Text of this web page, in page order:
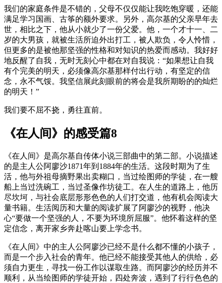
我们的家庭条件是不错的，父母不仅仅能让我吃饱穿暖，还能
满足学习国画、古筝的额外要求。另外，高尔基的父亲早年去
世，相比之下，他从小就少了一份父爱。他，一个才十一、二
岁的大男孩，就被生活所迫外出打工，被人欺负，令人怜惜，
但更多的是被他那坚强的性格和对知识的热爱而感动。我好好
地反醒了自我，无时无刻心中都在对自我说：“如果想让自我
有个完美的明天，必须像高尔基那样付出行动，有坚定的信
念，永不气馁。我坚信展此刻眼前的将会是我所期盼的的灿烂
的明天！”
我们要不屈不挠，勇往直前。
《在人间》的感受篇8
《在人间》是高尔基自传体小说三部曲中的第二部。小说描述
的是主人公阿廖沙1871年到1884年的生活。这段时期为了生
活，他与外祖母摘野果出卖糊口，当过绘图师的学徒，在一艘
船上当过洗碗工，当过圣像作坊徒工。在人生的道路上，他历
尽坎坷，与社会底层形形色色的人们打交道，他有机会阅读大
量书籍。生活阅历和大量的阅读扩展了阿廖沙的视野，他决
心“要做一个坚强的人，不要为环境所屈服”。他怀着这样的坚
定信念，离开家乡奔赴喀山要上学念书。
《在人间》中的主人公阿廖沙已经不是什么都不懂的小孩子，
而是一个步入社会的青年。他已经不能接受其他人的供给，必
须自力更生，寻找一份工作以谋取生路。而阿廖沙的经历并不
顺利，从当绘图师的学徒开始，四处奔波，遇到了行行色色的